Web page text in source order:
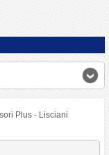
Plus - Lisciani